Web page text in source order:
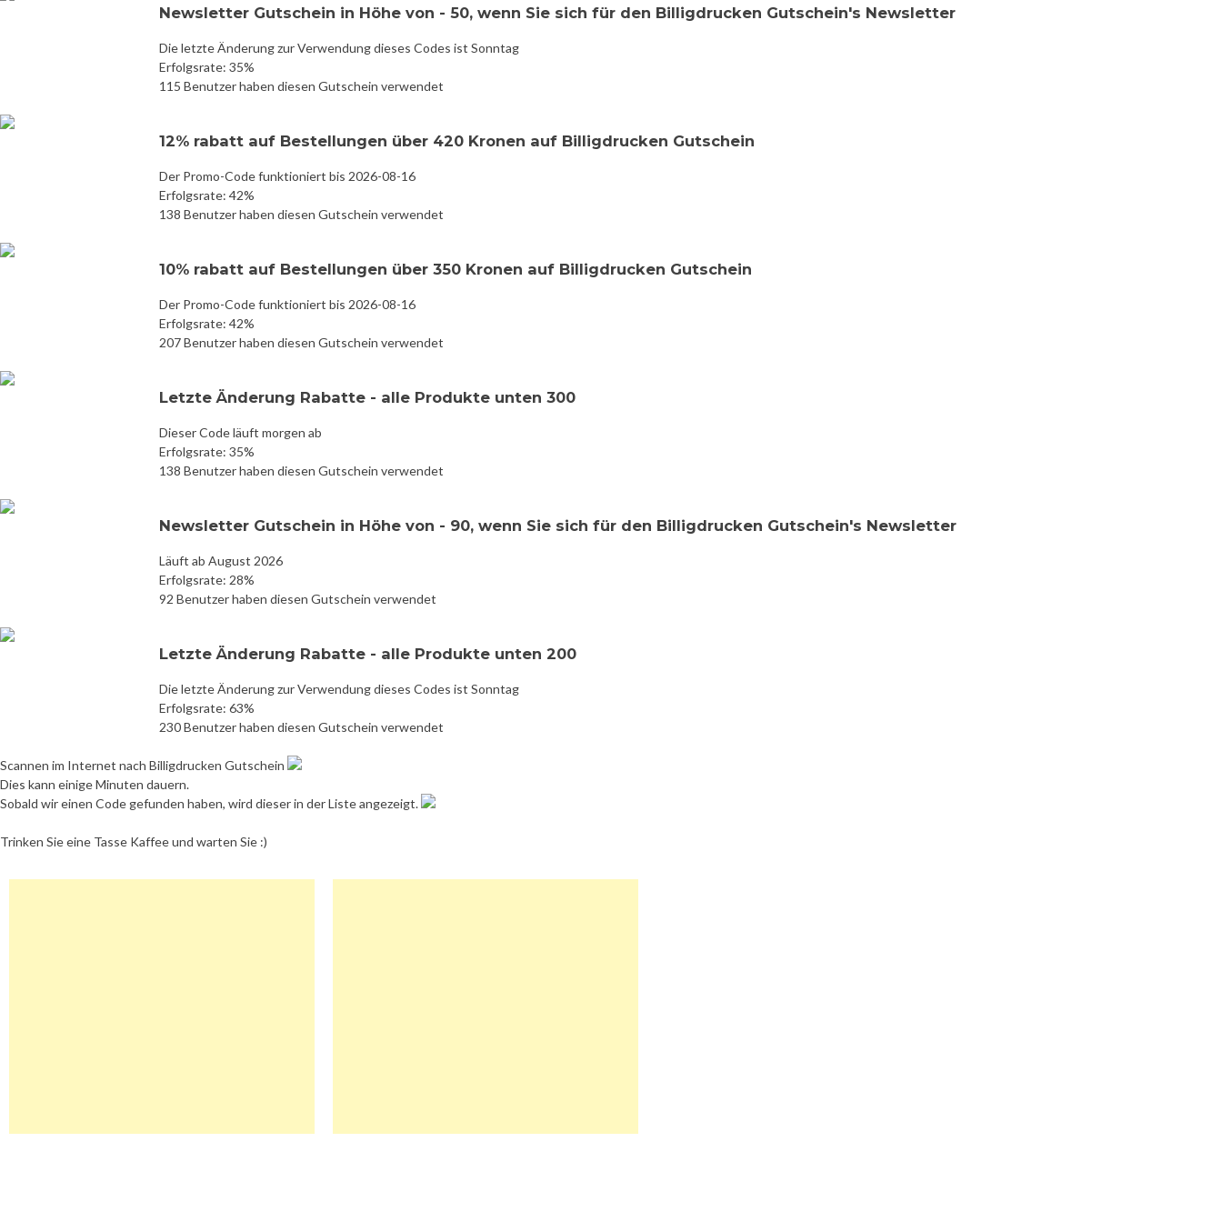
Newsletter Gutschein in Höhe von - 50, wenn Sie sich für den Billigdrucken Gutschein's Newsletter
Die letzte Änderung zur Verwendung dieses Codes ist Sonntag
Erfolgsrate: 35%
115 Benutzer haben diesen Gutschein verwendet
12% rabatt auf Bestellungen über 420 Kronen auf Billigdrucken Gutschein
Der Promo-Code funktioniert bis 2026-08-16
Erfolgsrate: 42%
138 Benutzer haben diesen Gutschein verwendet
10% rabatt auf Bestellungen über 350 Kronen auf Billigdrucken Gutschein
Der Promo-Code funktioniert bis 2026-08-16
Erfolgsrate: 42%
207 Benutzer haben diesen Gutschein verwendet
Letzte Änderung Rabatte - alle Produkte unten 300
Dieser Code läuft morgen ab
Erfolgsrate: 35%
138 Benutzer haben diesen Gutschein verwendet
Newsletter Gutschein in Höhe von - 90, wenn Sie sich für den Billigdrucken Gutschein's Newsletter
Läuft ab August 2026
Erfolgsrate: 28%
92 Benutzer haben diesen Gutschein verwendet
Letzte Änderung Rabatte - alle Produkte unten 200
Die letzte Änderung zur Verwendung dieses Codes ist Sonntag
Erfolgsrate: 63%
230 Benutzer haben diesen Gutschein verwendet
Scannen im Internet nach Billigdrucken Gutschein
Dies kann einige Minuten dauern.
Sobald wir einen Code gefunden haben, wird dieser in der Liste angezeigt.
Trinken Sie eine Tasse Kaffee und warten Sie :)